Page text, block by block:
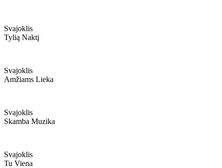
Svajoklis
Tylią Naktį
Svajoklis
Amžiams Lieka
Svajoklis
Skamba Muzika
Svajoklis
Tu Viena